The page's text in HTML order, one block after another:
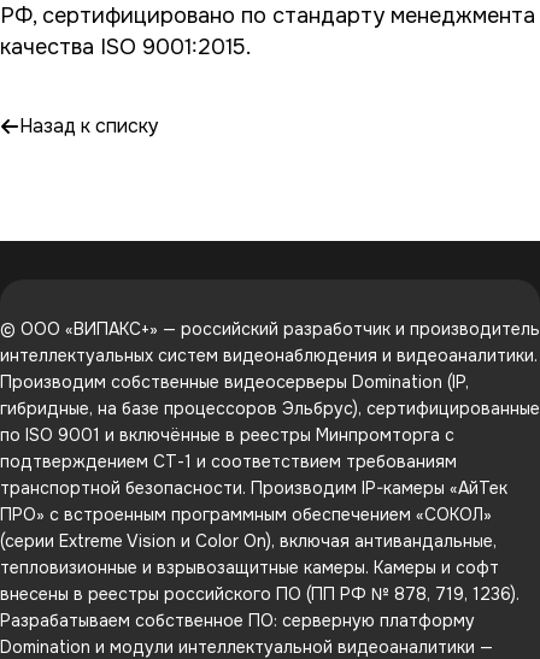
РФ, сертифицировано по стандарту менеджмента
качества ISO 9001:2015.
Назад к списку
© ООО «ВИПАКС+» — российский разработчик и производитель
интеллектуальных систем видеонаблюдения и видеоаналитики.
Производим собственные видеосерверы Domination (IP,
гибридные, на базе процессоров Эльбрус), сертифицированные
по ISO 9001 и включённые в реестры Минпромторга с
подтверждением СТ-1 и соответствием требованиям
транспортной безопасности. Производим IP-камеры «АйТек
ПРО» с встроенным программным обеспечением «СОКОЛ»
(серии Extreme Vision и Color On), включая антивандальные,
тепловизионные и взрывозащитные камеры. Камеры и софт
внесены в реестры российского ПО (ПП РФ № 878, 719, 1236).
Разрабатываем собственное ПО: серверную платформу
Domination и модули интеллектуальной видеоаналитики —